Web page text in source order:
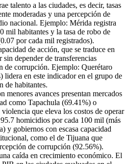
talento a las ciudades, es decir, tasas
moderadas y una percepción de
nacional. Ejemplo: Mérida registra
mil habitantes y la tasa de robo de
por cada mil registrados).
de acción, que se traduce en
depender de transferencias
de corrupción. Ejemplo: Querétaro
lidera en este indicador en el grupo de
de habitantes.
menores avances presentan mercados
como Tapachula (69.41%) o
que eleva los costos de operar
homicidios por cada 100 mil (más
y gobiernos con escasa capacidad
como el de Tijuana que
de corrupción (92.56%).
caída en crecimiento económico. El